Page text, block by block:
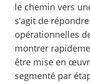
le chemin vers
s’agit de
opérationnelles
montrer
être mise en
segmenté par